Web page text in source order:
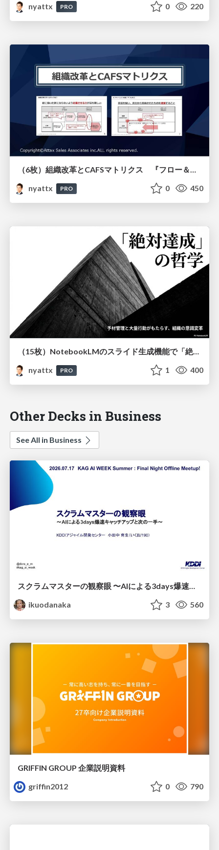
nyattx PRO 0 220
（6枚）組織改革とCAFSマトリクス 『フロー＆ストック』より
nyattx
PRO 0 450
（15枚）NotebookLMのスライド生成機能で「絶対達成」「予材管理」「大量行動」の重要性を解説してもらう
nyattx
PRO 1 400
Other Decks in Business
See All in Business
ikuodanaka
3 560
GRIFFIN GROUP 企業説明資料
griffin2012
0 790